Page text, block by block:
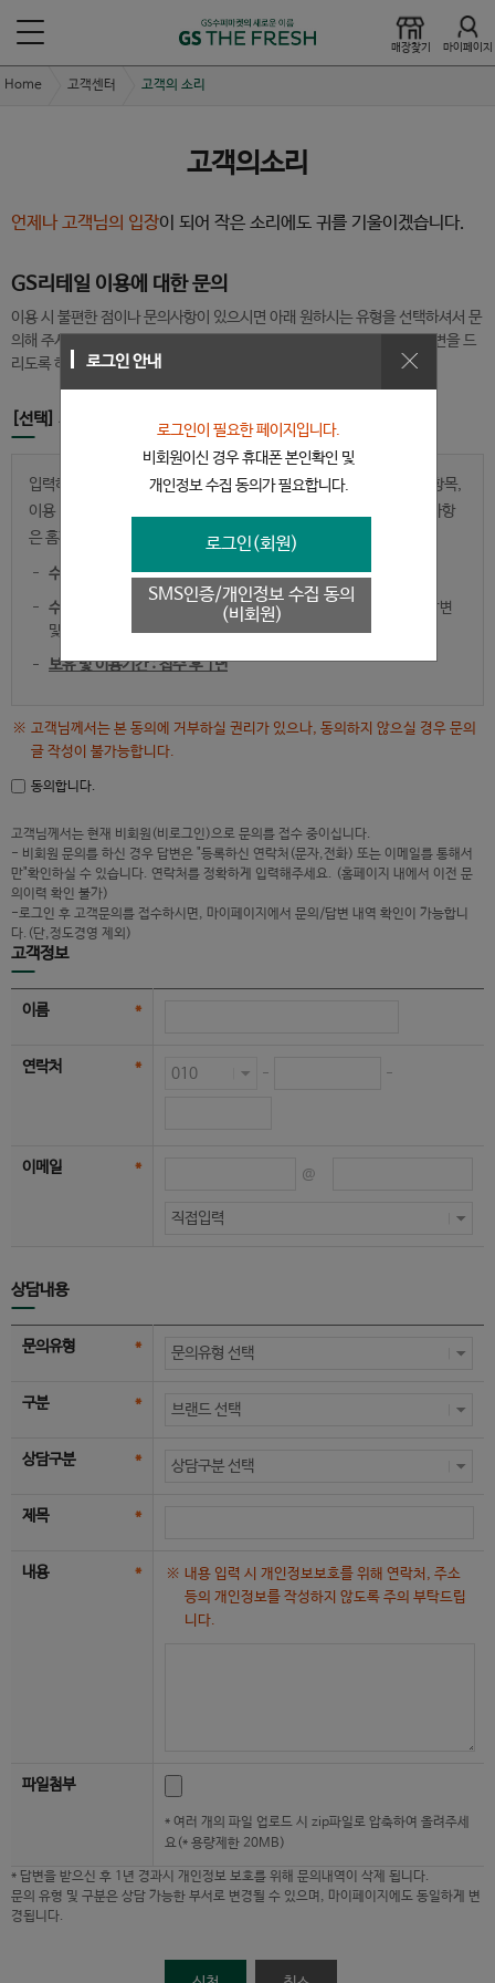
매장찾기 마이페이지
Home 고객센터 고객의 소리
고객의소리
언제나 고객님의 입장이 되어 작은 소리에도 귀를 기울이겠습니다.
GS리테일 이용에 대한 문의
이용 시 불편한 점이나 문의사항이 있으시면 아래 원하시는 유형을 선택하셔서 문
의해 주시기 바랍니다. 고객님의 의견이 접수되는 대로 빠른 시간 내에 답변을 드
리도록 하겠습니다.
[선택] 개인정보 제3자 제공 동의
입력하신 정보는 문의사항에 대한 확인을 위해서만 사용 합니다. 수집항목,
이용 및 목적, 보유 및 이용기간은 다음과 같으며, 기타 개인정보 취급사항
은 홈페이지 하단의 ‘개인정보 처리방침’을 참고하시기 바랍니다.
수집하는 개인정보 항목: 이름,연락처,이메일
수집이용 및 목적
: 수집한 개인정보를 본인 식별, 문의사항 확인, 답변
및 만족도 조사, 서비스 개선 등을 위한 통계 분석을 위해 활용
보유 및 이용기간: 접수 후 1년
고객님께서는 본 동의에 거부하실 권리가 있으나, 동의하지 않으실 경우 문의
글 작성이 불가능합니다.
동의합니다.
고객님께서는 현재 비회원(비로그인)으로 문의를 접수 중이십니다.
- 비회원 문의를 하신 경우 답변은 "등록하신 연락처(문자,전화) 또는 이메일를 통해서
만"확인하실 수 있습니다. 연락처를 정확하게 입력해주세요. (홈페이지 내에서 이전 문
의이력 확인 불가)
-로그인 후 고객문의를 접수하시면, 마이페이지에서 문의/답변 내역 확인이 가능합니
다.(단,정도경영 제외)
고객정보
이름 *
연락처 * - -
이메일 * @
상담내용
문의유형 *
구분 *
상담구분 *
제목 *
내용 *
내용 입력 시 개인정보보호를 위해 연락처, 주소
등의 개인정보를 작성하지 않도록 주의 부탁드립
니다.
파일첨부
* 여러 개의 파일 업로드 시 zip파일로 압축하여 올려주세
요(* 용량제한 20MB)
* 답변을 받으신 후 1년 경과시 개인정보 보호를 위해 문의내역이 삭제 됩니다.
문의 유형 및 구분은 상담 가능한 부서로 변경될 수 있으며, 마이페이지에도 동일하게 변
경됩니다.
로그인 안내
로그인이 필요한 페이지입니다.
비회원이신 경우 휴대폰 본인확인 및
개인정보 수집 동의가 필요합니다.
로그인(회원)
SMS인증/개인정보 수집 동의
(비회원)